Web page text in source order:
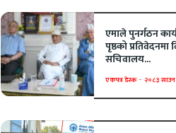
एमाले पुनर्गठन
पृष्ठको प्रतिवेदनमा
सचिवालय...
एकपत्र डेस्क - २०८३